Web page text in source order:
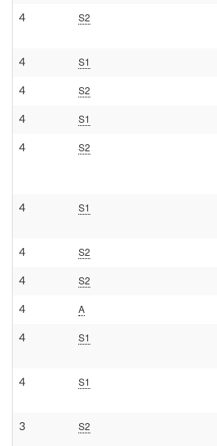
4 S2
4 S1
4 S2
4 S1
4 S2
4 S1
4 S2
4 S2
4 A
4 S1
4 S1
3 S2